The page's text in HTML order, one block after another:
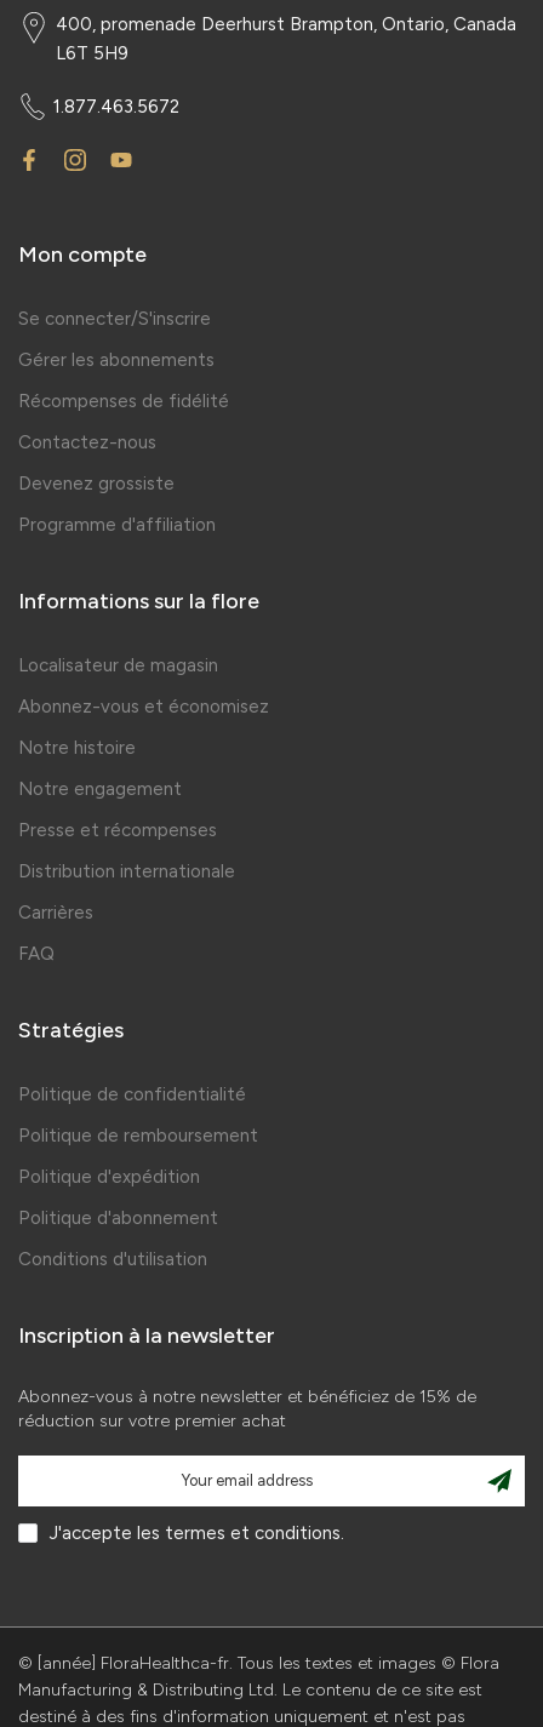
400, promenade Deerhurst Brampton, Ontario, Canada
L6T 5H9
1.877.463.5672
Mon compte
Se connecter/S'inscrire
Gérer les abonnements
Récompenses de fidélité
Contactez-nous
Devenez grossiste
Programme d'affiliation
Informations sur la flore
Localisateur de magasin
Abonnez-vous et économisez
Notre histoire
Notre engagement
Presse et récompenses
Distribution internationale
Carrières
FAQ
Stratégies
Politique de confidentialité
Politique de remboursement
Politique d'expédition
Politique d'abonnement
Conditions d'utilisation
Inscription à la newsletter
Abonnez-vous à notre newsletter et bénéficiez de 15% de
réduction sur votre premier achat
J'accepte les termes et conditions.
© [année] FloraHealthca-fr. Tous les textes et images © Flora
Manufacturing & Distributing Ltd. Le contenu de ce site est
destiné à des fins d'information uniquement et n'est pas